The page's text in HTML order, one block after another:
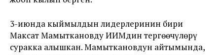
3-июнда кыймылдын лидерлеринин бири
Максат Мамыткановду ИИМдин тергөөчүлөрү
суракка алышкан. Мамыткановдун айтымында,